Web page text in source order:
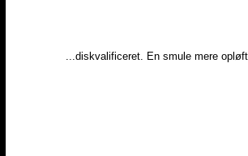
...diskvalificeret. En smule mere